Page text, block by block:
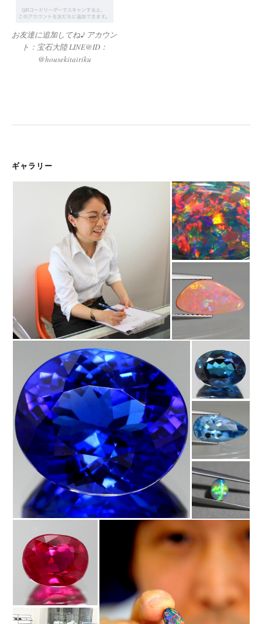
お友達に追加してね♪ アカウン
ト：宝石大陸 LINE@ID：
@housekitairiku
ギャラリー